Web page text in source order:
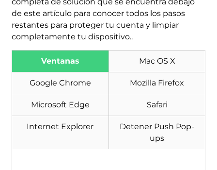
de este artículo para conocer todos los pasos
restantes para proteger tu cuenta y limpiar
completamente tu dispositivo..
Ventanas Mac OS X
Google Chrome Mozilla Firefox
Microsoft Edge Safari
Internet Explorer
Detener Push Pop-
ups
malintencionado